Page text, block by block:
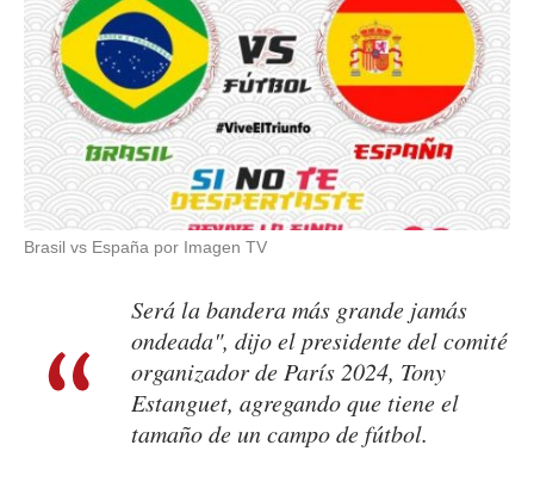
Brasil vs España por Imagen TV
Será la bandera más grande jamás
ondeada", dijo el presidente del comité
organizador de París 2024, Tony
Estanguet, agregando que tiene el
tamaño de un campo de fútbol.